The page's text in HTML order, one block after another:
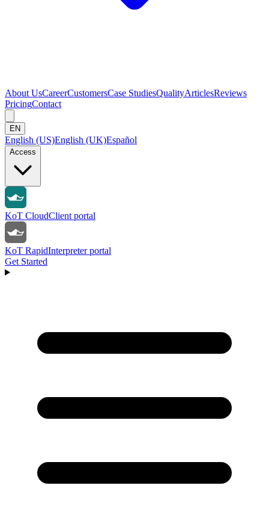
About UsCareerCustomersCase StudiesQualityArticlesReviews
PricingContact
EN
English (US)English (UK)Español
Access
KoT CloudClient portal
KoT RapidInterpreter portal
Get Started